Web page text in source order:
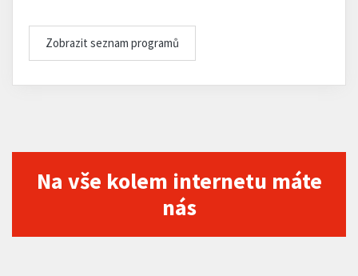
Zobrazit seznam programů
Na vše kolem internetu máte
nás